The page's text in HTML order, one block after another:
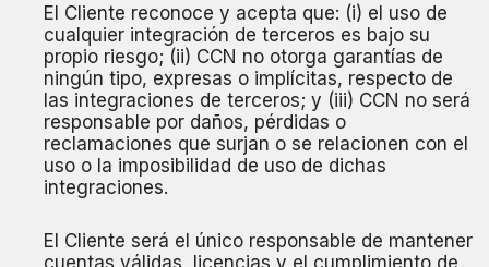
El Cliente reconoce y acepta que: (i) el uso de
cualquier integración de terceros es bajo su
propio riesgo; (ii) CCN no otorga garantías de
ningún tipo, expresas o implícitas, respecto de
las integraciones de terceros; y (iii) CCN no será
responsable por daños, pérdidas o
reclamaciones que surjan o se relacionen con el
uso o la imposibilidad de uso de dichas
integraciones.
El Cliente será el único responsable de mantener